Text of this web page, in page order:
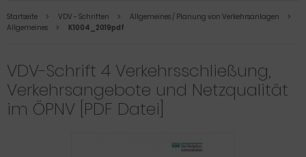
Startseite VDV - Schriften
Allgemeines / Planung von Verkehrsanlagen
Allgemeines
K1004_2019pdf
VDV-Schrift 4 Verkehrsschließung,
Verkehrsangebote und Netzqualität
im ÖPNV [PDF Datei]